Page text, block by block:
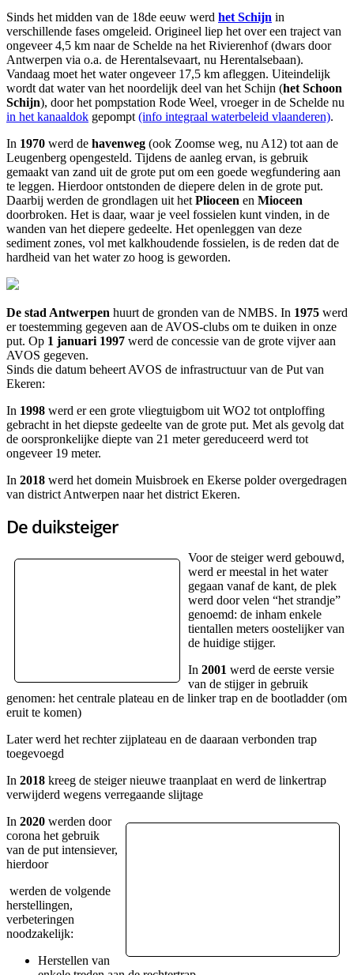
Sinds het midden van de 18de eeuw werd het Schijn in
verschillende fases omgeleid. Origineel liep het over een traject van
ongeveer 4,5 km naar de Schelde na het Rivierenhof (dwars door
Antwerpen via o.a. de Herentalsevaart, nu Herentalsebaan).
Vandaag moet het water ongeveer 17,5 km afleggen. Uiteindelijk
wordt dat water van het noordelijk deel van het Schijn (het Schoon
Schijn), door het pompstation Rode Weel, vroeger in de Schelde nu
in het kanaaldok gepompt (info integraal waterbeleid vlaanderen).
In 1970 werd de havenweg (ook Zoomse weg, nu A12) tot aan de
Leugenberg opengesteld. Tijdens de aanleg ervan, is gebruik
gemaakt van zand uit de grote put om een goede wegfundering aan
te leggen. Hierdoor ontstonden de diepere delen in de grote put.
Daarbij werden de grondlagen uit het Plioceen en Mioceen
doorbroken. Het is daar, waar je veel fossielen kunt vinden, in de
wanden van het diepere gedeelte. Het openleggen van deze
sediment zones, vol met kalkhoudende fossielen, is de reden dat de
hardheid van het water zo hoog is geworden.
De stad Antwerpen huurt de gronden van de NMBS. In 1975 werd
er toestemming gegeven aan de AVOS-clubs om te duiken in onze
put. Op 1 januari 1997 werd de concessie van de grote vijver aan
AVOS gegeven.
Sinds die datum beheert AVOS de infrastructuur van de Put van
Ekeren:
In 1998 werd er een grote vliegtuigbom uit WO2 tot ontploffing
gebracht in het diepste gedeelte van de grote put. Met als gevolg dat
de oorspronkelijke diepte van 21 meter gereduceerd werd tot
ongeveer 19 meter.
In 2018 werd het domein Muisbroek en Ekerse polder overgedragen
van district Antwerpen naar het district Ekeren.
De duiksteiger
Voor de steiger werd gebouwd,
werd er meestal in het water
gegaan vanaf de kant, de plek
werd door velen “het strandje”
genoemd: de inham enkele
tientallen meters oostelijker van
de huidige stijger.
In 2001 werd de eerste versie
van de stijger in gebruik
genomen: het centrale plateau en de linker trap en de bootladder (om
eruit te komen)
Later werd het rechter zijplateau en de daaraan verbonden trap
toegevoegd
In 2018 kreeg de steiger nieuwe traanplaat en werd de linkertrap
verwijderd wegens verregaande slijtage
In 2020 werden door
corona het gebruik
van de put intensiever,
hierdoor
werden de volgende
herstellingen,
verbeteringen
noodzakelijk:
Herstellen van